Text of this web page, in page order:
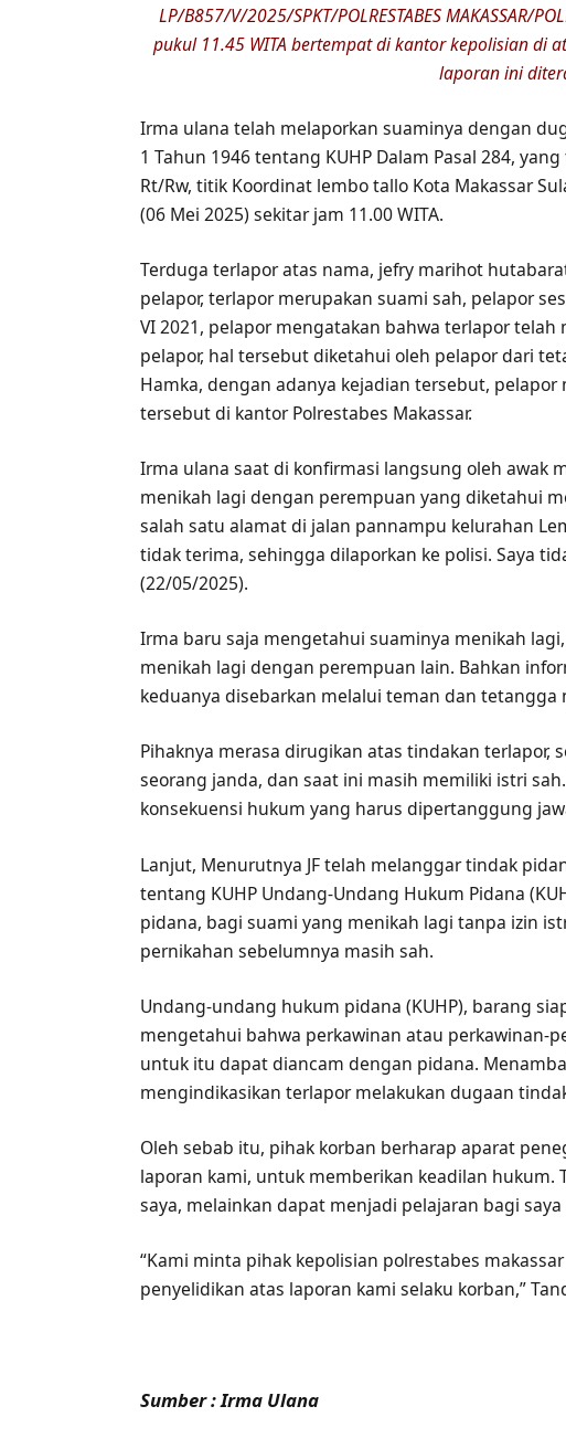
LP/B857/V/2025/SPKT/POLRESTABES MAKASSAR/
pukul 11.45 WITA bertempat di kantor kepolisian di
laporan ini
Irma ulana telah melaporkan suaminya dengan
1 Tahun 1946 tentang KUHP Dalam Pasal 284,
Rt/Rw, titik Koordinat lembo tallo Kota Makassar
(06 Mei 2025) sekitar jam 11.00 WITA.
Terduga terlapor atas nama, jefry marihot
pelapor, terlapor merupakan suami sah, pelapor
VI 2021, pelapor mengatakan bahwa terlapor
pelapor, hal tersebut diketahui oleh pelapor dari
Hamka, dengan adanya kejadian tersebut,
tersebut di kantor Polrestabes Makassar.
Irma ulana saat di konfirmasi langsung oleh awak
menikah lagi dengan perempuan yang diketahui
salah satu alamat di jalan pannampu kelurahan
tidak terima, sehingga dilaporkan ke polisi. Saya
(22/05/2025).
Irma baru saja mengetahui suaminya menikah
menikah lagi dengan perempuan lain. Bahkan
keduanya disebarkan melalui teman dan tetangga
Pihaknya merasa dirugikan atas tindakan terlapor,
seorang janda, dan saat ini masih memiliki istri
konsekuensi hukum yang harus dipertanggung
Lanjut, Menurutnya JF telah melanggar tindak
tentang KUHP Undang-Undang Hukum Pidana
pidana, bagi suami yang menikah lagi tanpa izin
pernikahan sebelumnya masih sah.
Undang-undang hukum pidana (KUHP), barang
mengetahui bahwa perkawinan atau perkawinan-
untuk itu dapat diancam dengan pidana.
mengindikasikan terlapor melakukan dugaan
Oleh sebab itu, pihak korban berharap aparat
laporan kami, untuk memberikan keadilan
saya, melainkan dapat menjadi pelajaran bagi
“Kami minta pihak kepolisian polrestabes
penyelidikan atas laporan kami selaku korban,”
Sumber : Irma Ulana